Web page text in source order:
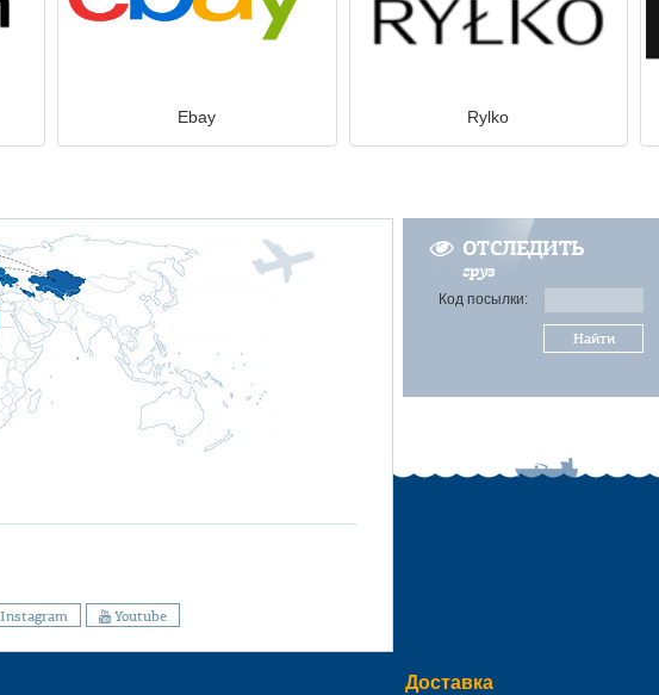
Ebay Rylko
ОТСЛЕДИТЬ
груз
Код посылки:
Найти
Instagram Youtube
Доставка